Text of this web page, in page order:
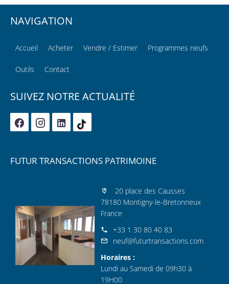
NAVIGATION
Accueil Acheter Vendre / Estimer Programmes neufs
Outils Contact
SUIVEZ NOTRE ACTUALITÉ
FUTUR TRANSACTIONS PATRIMOINE
20 place des Causses
78180 Montigny-le-Bretonneux
France
+33 1 30 80 40 83
neuf@futurtransactions.com
Horaires :
Lundi au Samedi de 09h30 à
19H00